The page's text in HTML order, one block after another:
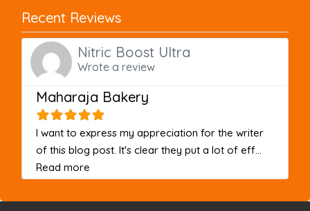
Recent Reviews
Nitric Boost Ultra
Wrote a review
Maharaja Bakery
I want to express my appreciation for the writer
of this blog post. It's clear they put a lot of eff...
Read more